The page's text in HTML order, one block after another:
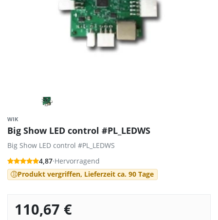
WIK
Big Show LED control #PL_LEDWS
Big Show LED control #PL_LEDWS
4,87·Hervorragend
Produkt vergriffen, Lieferzeit ca. 90 Tage
110,67 €